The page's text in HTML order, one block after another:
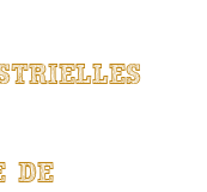
de